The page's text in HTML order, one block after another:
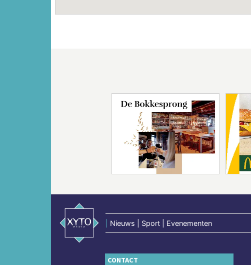
Nieuws | Sport | Evenementen
CONTACT